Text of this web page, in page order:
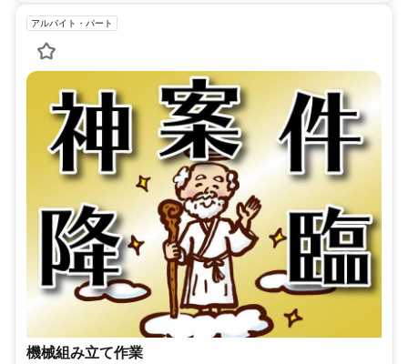
アルバイト・パート
機械組み立て作業